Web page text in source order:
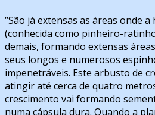
“São já extensas as áreas onde
(conhecida como pinheiro-
demais, formando extensas
seus longos e numerosos
impenetráveis. Este arbusto de
atingir até cerca de quatro
crescimento vai formando
numa cápsula dura. Quando a